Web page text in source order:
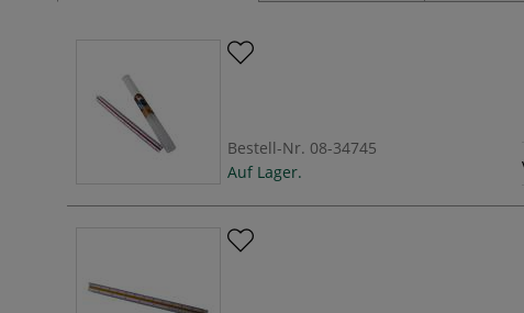
Bestell-Nr. 08-34745
Auf Lager.